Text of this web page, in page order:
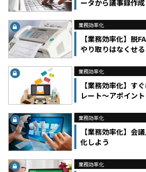
ータから議事録作成
業務効率化
【業務効率化】脱
やり取りはなくせる
業務効率化
【業務効率化】す
レート～アポイン
業務効率化
【業務効率化】会
化しよう
業務効率化